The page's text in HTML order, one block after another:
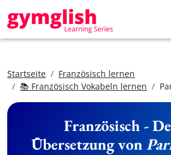
Startseite
Französisch lernen
📚 Französisch Vokabeln lernen
Französisch -
Übersetzung von